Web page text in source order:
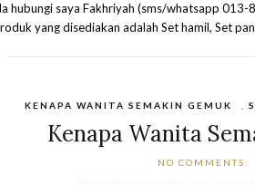
hubungi saya Fakhriyah (sms/whatsapp
yang disediakan adalah Set hamil, Set
KENAPA WANITA SEMAKIN GEMUK
Kenapa Wanita
NO COMMENTS: